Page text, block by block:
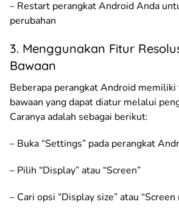
– Restart perangkat Android Anda
perubahan
3. Menggunakan Fitur
Bawaan
Beberapa perangkat Android
bawaan yang dapat diatur melalui
Caranya adalah sebagai berikut:
– Buka “Settings” pada perangkat
– Pilih “Display” atau “Screen”
– Cari opsi “Display size” atau